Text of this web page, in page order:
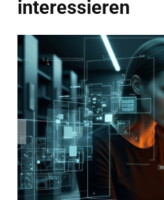
interessieren